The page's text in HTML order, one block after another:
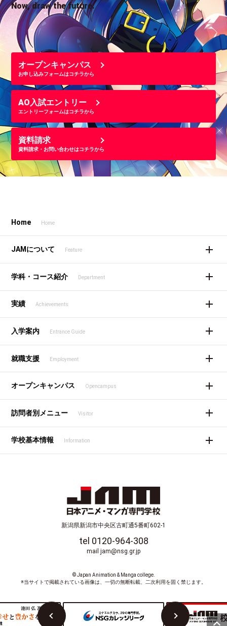
Now, draw the future.
オープンキャンパス
お申し込みフォームはコチラから
AO入試エントリー
エントリーフォームはコチラから
資料請求
資料請求・お問い合わせはコチラから
Home Home
JAMについて Feature
学科・コース紹介 Department
実績 Achievements
入学案内 Entrance Guide
就職支援 Employment
オープンキャンパス Opencampus
訪問者別メニュー Visitor
学校基本情報 Information
新潟県新潟市中央区古町通5番町602-1
tel 0120-964-308
mail jam@nsg.gr.jp
© Japan Animation & Manga college.
※当サイトで掲載されている画像は、一切の無断転載、二次利用を固く禁じます。